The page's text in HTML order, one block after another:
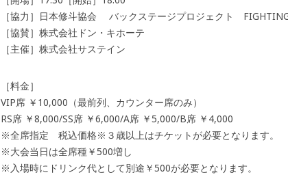
［協力］日本修斗協会 バックステージプロジェクト
［協賛］株式会社ドン・キホーテ
［主催］株式会社サステイン
［料金］
VIP席 ￥10,000（最前列、カウンター席のみ）
RS席 ￥8,000/SS席 ￥6,000/A席 ￥5,000/B席 ￥4,000
※全席指定 税込価格※３歳以上はチケットが必要となります。
※大会当日は全席種￥500増し
※入場時にドリンク代として別途￥500が必要となります。